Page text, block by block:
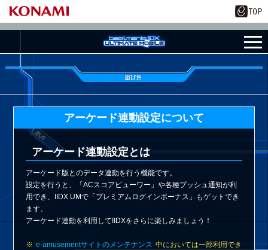
アーケード連動設定について
アーケード連動設定とは
アーケード版とのデータ連動を行う機能です。
設定を行うと、「ACスコアビューワー」や各種プッシュ通知が利
用でき、IIDX UMで「プレミアムログインボーナス」もゲットでき
ます。
アーケード連動を利用してIIDXをさらに楽しみましょう！
※ e-amusementサイトのメンテナンス 中においては一部利用でき